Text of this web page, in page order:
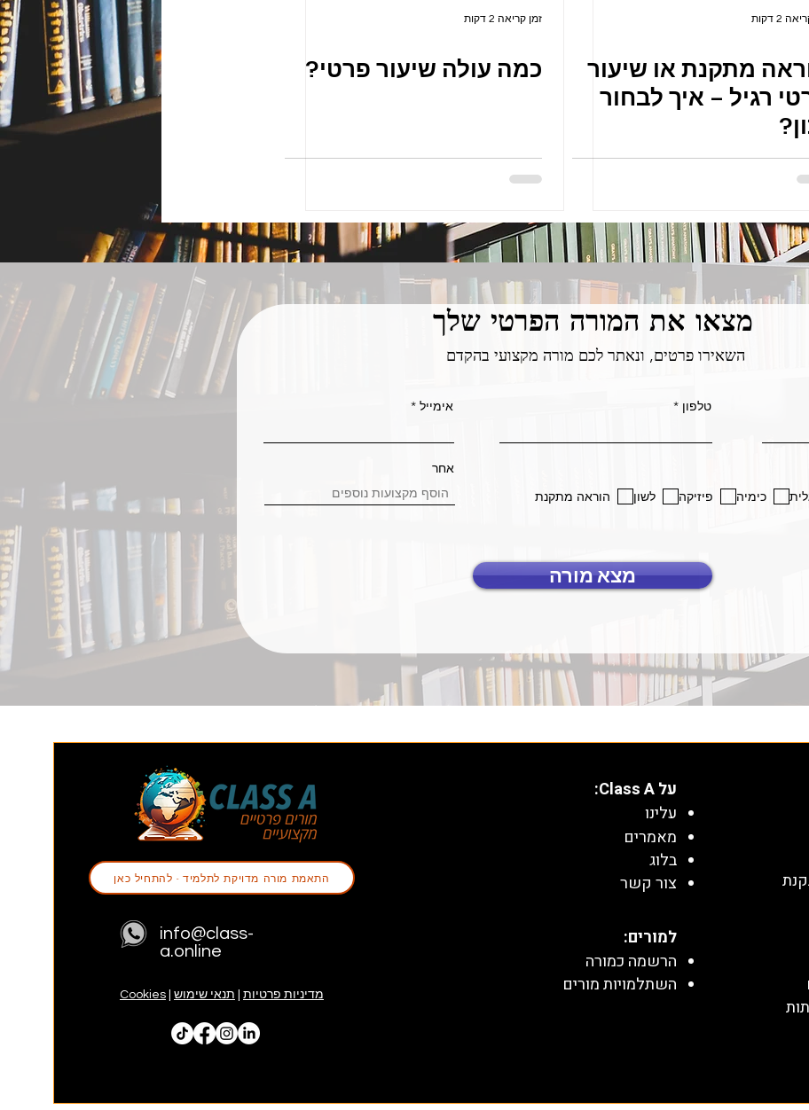
2 דקות
מתקנת או שיעור
רגיל – איך לבחור
זמן קריאה 2 דקות
כמה עולה שיעור פרטי?
מצאו את המורה הפרטי שלך
השאירו פרטים, ונאתר לכם מורה מקצועי בהקדם
טלפון אימייל
כימיה פיזיקה לשון הוראה מתקנת
אחר
מצא מורה
info@class-
a.online
מדיניות פרטיות תנאי שימוש |
Cookies
התאמת מורה מדויקת לתלמיד - להתחיל כאן
על Class A:
עלינו
מאמרים
בלוג
צור קשר
למורים:
הרשמה כמורה
השתלמויות מורים